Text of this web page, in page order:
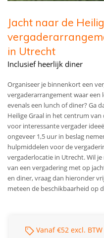
Jacht naar de
in Utrecht
Inclusief heerlijk diner
Organiseer je binnenkort een
vergaderarrangement waar een
evenals een lunch of diner? Ga
Heilige Graal in het centrum
voor interessante vergader
ongeveer 1,5 uur in beslag
hulpmiddelen voor de
vergaderlocatie in Utrecht. Wil
van een vergadering met op
en diner, vraag dan hieronder
meteen de beschikbaarheid op
Vanaf €52 excl.